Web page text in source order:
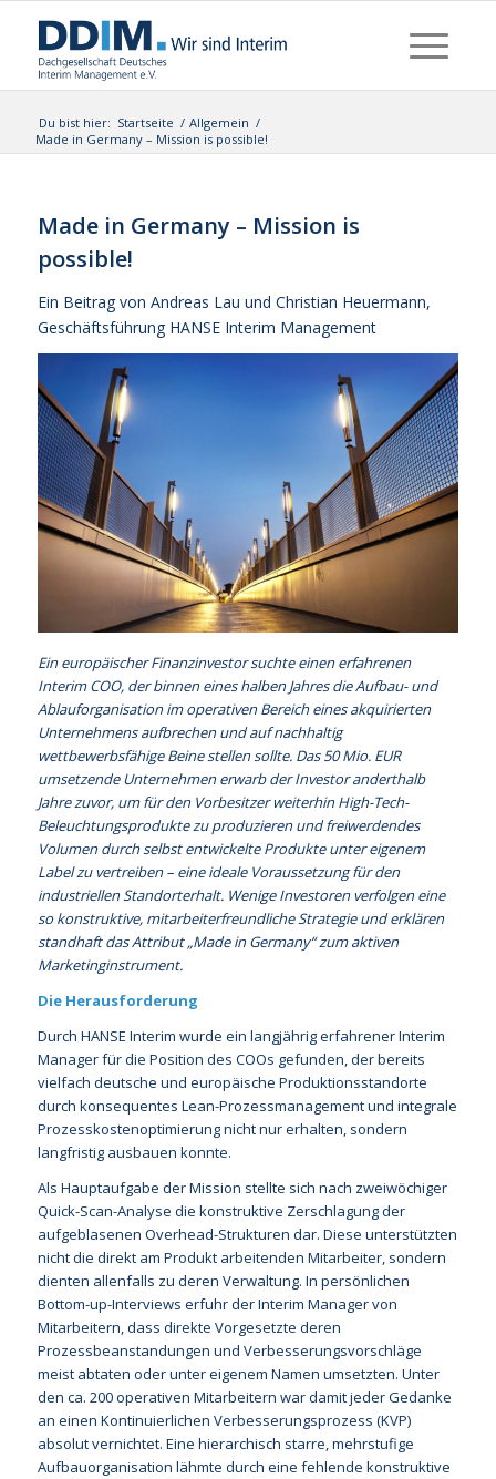
Du bist hier: Startseite / Allgemein /
Made in Germany – Mission is possible!
Made in Germany – Mission is
possible!
Ein Beitrag von Andreas Lau und Christian Heuermann,
Geschäftsführung HANSE Interim Management
Ein europäischer Finanzinvestor suchte einen erfahrenen
Interim COO, der binnen eines halben Jahres die Aufbau- und
Ablauforganisation im operativen Bereich eines akquirierten
Unternehmens aufbrechen und auf nachhaltig
wettbewerbsfähige Beine stellen sollte. Das 50 Mio. EUR
umsetzende Unternehmen erwarb der Investor anderthalb
Jahre zuvor, um für den Vorbesitzer weiterhin High-Tech-
Beleuchtungsprodukte zu produzieren und freiwerdendes
Volumen durch selbst entwickelte Produkte unter eigenem
Label zu vertreiben – eine ideale Voraussetzung für den
industriellen Standorterhalt. Wenige Investoren verfolgen eine
so konstruktive, mitarbeiterfreundliche Strategie und erklären
standhaft das Attribut „Made in Germany“ zum aktiven
Marketinginstrument.
Die Herausforderung
Durch HANSE Interim wurde ein langjährig erfahrener Interim
Manager für die Position des COOs gefunden, der bereits
vielfach deutsche und europäische Produktionsstandorte
durch konsequentes Lean-Prozessmanagement und integrale
Prozesskostenoptimierung nicht nur erhalten, sondern
langfristig ausbauen konnte.
Als Hauptaufgabe der Mission stellte sich nach zweiwöchiger
Quick-Scan-Analyse die konstruktive Zerschlagung der
aufgeblasenen Overhead-Strukturen dar. Diese unterstützten
nicht die direkt am Produkt arbeitenden Mitarbeiter, sondern
dienten allenfalls zu deren Verwaltung. In persönlichen
Bottom-up-Interviews erfuhr der Interim Manager von
Mitarbeitern, dass direkte Vorgesetzte deren
Prozessbeanstandungen und Verbesserungsvorschläge
meist abtaten oder unter eigenem Namen umsetzten. Unter
den ca. 200 operativen Mitarbeitern war damit jeder Gedanke
an einen Kontinuierlichen Verbesserungsprozess (KVP)
absolut vernichtet. Eine hierarchisch starre, mehrstufige
Aufbauorganisation lähmte durch eine fehlende konstruktive